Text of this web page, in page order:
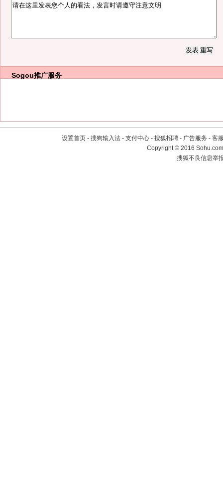
Sogou推广服务
设置首页 - 搜狗输入法 - 支付中心 - 搜狐招聘 - 广告服务 - 客
Copyright©2016
搜狐不良信息举